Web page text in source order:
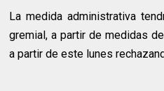
La medida administrativa
gremial, a partir de medidas
a partir de este lunes